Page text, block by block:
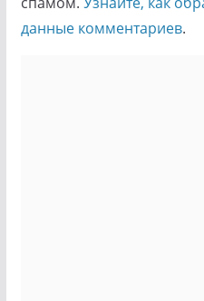
данные комментариев.